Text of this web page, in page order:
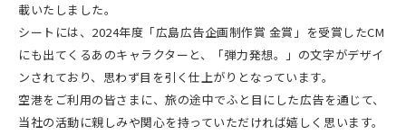
載いたしました。
シートには、2024年度「広島広告企画制作賞 金賞」を受賞したCM
にも出てくるあのキャラクターと、「弾力発想。」の文字がデザイ
ンされており、思わず目を引く仕上がりとなっています。
空港をご利用の皆さまに、旅の途中でふと目にした広告を通じて、
当社の活動に親しみや関心を持っていただければ嬉しく思います。